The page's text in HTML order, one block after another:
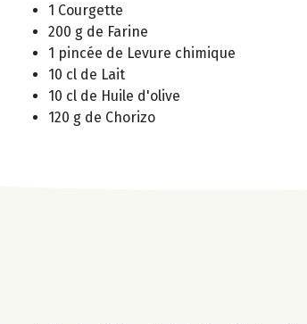
1 Courgette
200 g de Farine
1 pincée de Levure chimique
10 cl de Lait
10 cl de Huile d'olive
120 g de Chorizo